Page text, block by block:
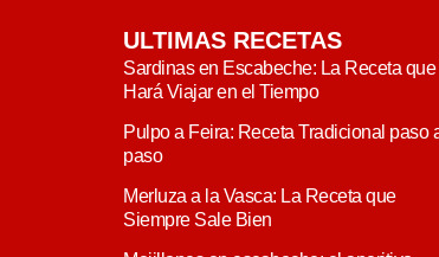
ULTIMAS RECETAS
Sardinas en Escabeche: La Receta que
Hará Viajar en el Tiempo
Pulpo a Feira: Receta Tradicional paso
paso
Merluza a la Vasca: La Receta que
Siempre Sale Bien